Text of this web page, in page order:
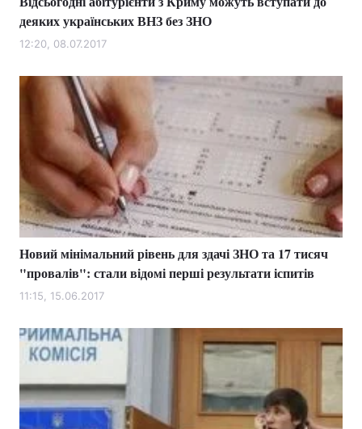
деяких українських ВНЗ без ЗНО
12:20, 08.07.2017
Новий мінімальний рівень для здачі ЗНО та 17 тисяч
"провалів": стали відомі перші результати іспитів
11:15, 15.06.2017